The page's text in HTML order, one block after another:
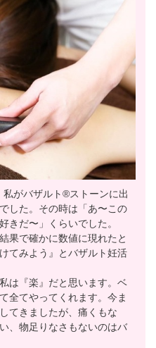
がバザルト®︎ストーンに出
した。その時は「あ〜この
きだ〜」くらいでした。
果で確かに数値に現れたと
てみよう』とバザルト妊活
は『楽』だと思います。ベ
全てやってくれます。今ま
てきましたが、痛くもな
、物足りなさもないのはバ